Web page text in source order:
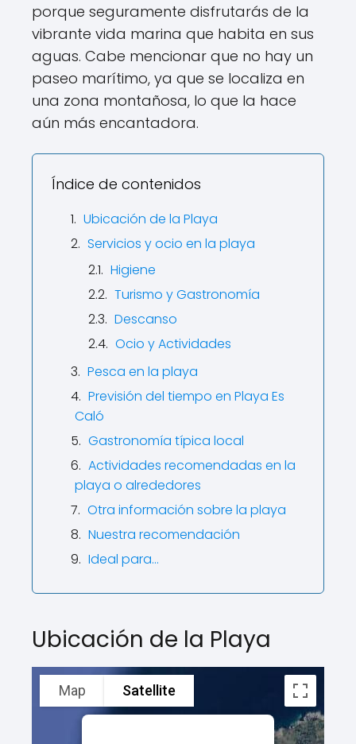
porque seguramente disfrutarás de la
vibrante vida marina que habita en sus
aguas. Cabe mencionar que no hay un
paseo marítimo, ya que se localiza en
una zona montañosa, lo que la hace
aún más encantadora.
Índice de contenidos
Ubicación de la Playa
Servicios y ocio en la playa
Higiene
Turismo y Gastronomía
Descanso
Ocio y Actividades
Pesca en la playa
Previsión del tiempo en Playa Es
Caló
Gastronomía típica local
Actividades recomendadas en la
playa o alrededores
Otra información sobre la playa
Nuestra recomendación
Ideal para…
Ubicación de la Playa
Map Satellite